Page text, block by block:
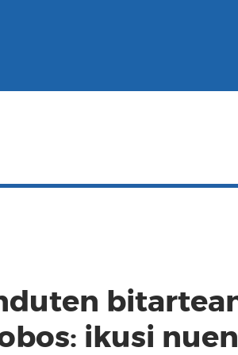
ikusi